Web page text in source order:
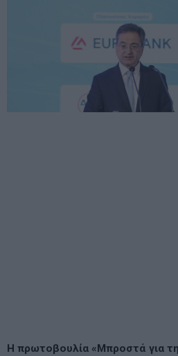
Η πρωτοβουλία «Μπροστά για